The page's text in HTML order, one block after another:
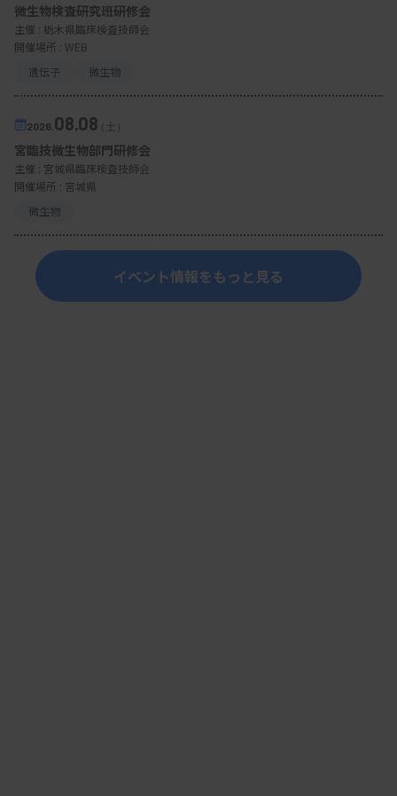
微生物検査研究班研修会
主催 : 栃木県臨床検査技師会
開催場所 : WEB
遺伝子
微生物
2026. 08.08（土）
宮臨技微生物部門研修会
主催 : 宮城県臨床検査技師会
開催場所 : 宮城県
微生物
イベント情報をもっと見る